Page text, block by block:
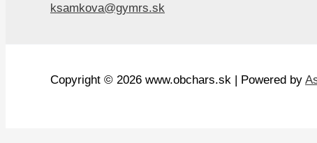
ksamkova@gymrs.sk
Copyright © 2026 www.obchars.sk | Powered by